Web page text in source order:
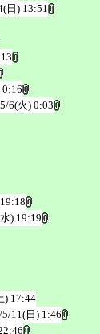
日) 13:51
6(火) 0:03
) 19:19
) 17:44
5/11(日) 1:46